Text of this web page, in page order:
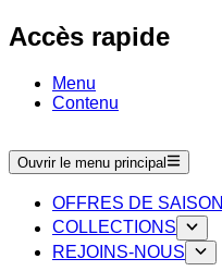
Accès rapide
Menu
Contenu
Ouvrir le menu principal
OFFRES DE SAISON
COLLECTIONS
REJOINS-NOUS